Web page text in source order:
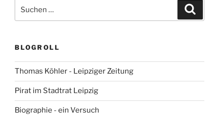
nach:
BLOGROLL
Thomas Köhler - Leipziger Zeitung
Pirat im Stadtrat Leipzig
Biographie - ein Versuch